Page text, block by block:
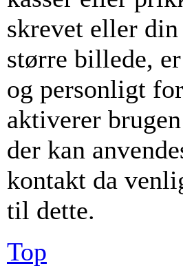
skrevet eller
større billede,
og personligt
aktiverer
der kan
kontakt da
til dette.
Top